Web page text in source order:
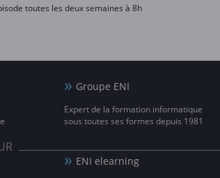
toutes les deux semaines à 8h
Groupe ENI
Expert de la formation informatique
sous toutes ses formes depuis 1981
ENI elearning